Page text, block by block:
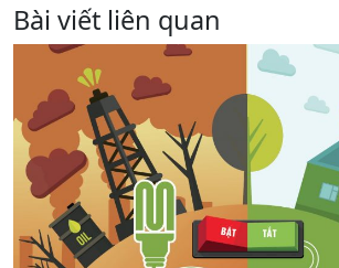
Bài viết liên quan